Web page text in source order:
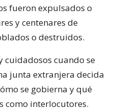
fueron expulsados o
y centenares de
o destruidos.
cuidadosos cuando se
junta extranjera decida
se gobierna y qué
como interlocutores.